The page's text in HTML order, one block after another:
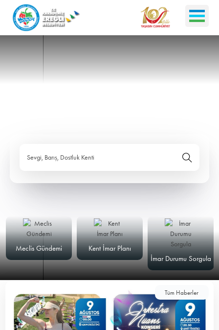
Sevgi, Barış, Dostluk Kenti
Meclis Gündemi
Kent İmar Planı
İmar Durumu Sorgula
Tüm Haberler